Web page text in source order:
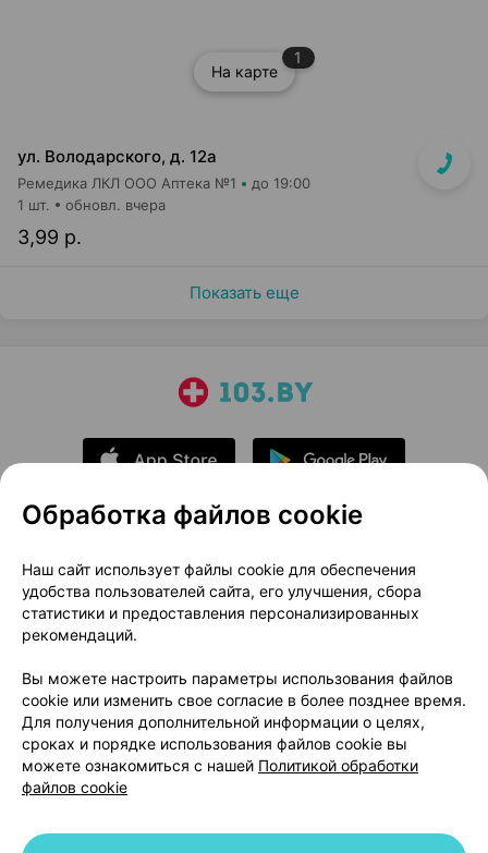
На карте
1
ул. Володарского, д. 12а
Ремедика ЛКЛ ООО Аптека №1 до 19:00
3,99 р.
1 шт. обновл. вчера
Показать еще
О проекте
Новости проекта
Размещение рекламы
Медицинский маркетинг
Публичный договор
Доставка
Способы оплаты
Вакансии
Партнеры
Написать руководителю 103.by
Написать в поддержку
Персональные настройки Cookie
Обработка файлов cookie
Наш сайт использует файлы cookie для обеспечения
удобства пользователей сайта, его улучшения, сбора
статистики и предоставления персонализированных
рекомендаций.
Вы можете настроить параметры использования файлов
cookie или изменить свое согласие в более позднее время.
Для получения дополнительной информации о целях,
сроках и порядке использования файлов cookie вы
можете ознакомиться с нашей Политикой обработки
файлов cookie